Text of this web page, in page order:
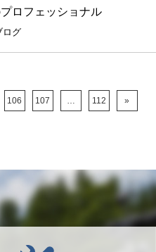
ロフェッショナル
ログ
106 107 112 »